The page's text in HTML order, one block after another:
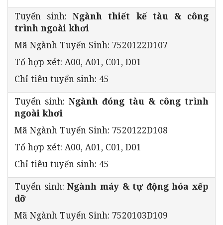
Tuyển sinh:Ngành thiết kế tàu & công
trình ngoài khơi
Mã Ngành Tuyển Sinh: 7520122D107
Tổ hợp xét: A00, A01, C01, D01
Chỉ tiêu tuyển sinh: 45
Tuyển sinh:Ngành đóng tàu & công trình
ngoài khơi
Mã Ngành Tuyển Sinh: 7520122D108
Tổ hợp xét: A00, A01, C01, D01
Chỉ tiêu tuyển sinh: 45
Tuyển sinh:Ngành máy & tự động hóa xếp
dỡ
Mã Ngành Tuyển Sinh: 7520103D109